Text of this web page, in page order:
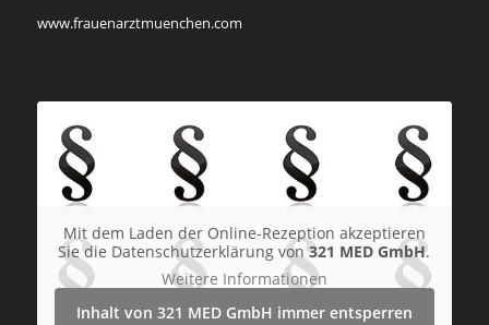
www.frauenarztmuenchen.com
Mit dem Laden der Online-Rezeption akzeptieren
Sie die Datenschutzerklärung von321 MED GmbH.
Weitere Informationen
Inhalt von 321 MED GmbH immer entsperren